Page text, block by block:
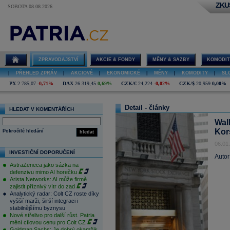
SOBOTA 08.08.2026
ZPRAVODAJSTVÍ AKCIE & FONDY MĚNY & SAZBY
PŘEHLED ZPRÁV AKCIOVÉ EKONOMICKÉ MĚNY KOMODITY
PX 2 785,07 -0,71% DAX 26 319,45 0,69% CZK/€ 24,224 -0,02% CZK/$ 20,959 0,00%
HLEDAT V KOMENTÁŘÍCH
hledat
Pokročilé hledání
INVESTIČNÍ DOPORUČENÍ
AstraZeneca jako sázka na
defenzivu mimo AI horečku
Arista Networks: AI může firmě
zajistit příznivý vítr do zad
Analytický radar: Colt CZ roste díky
vyšší marži, širší integraci i
stabilnějšímu byznysu
Nové střelivo pro další růst. Patria
mění cílovou cenu pro Colt CZ
Detail - články